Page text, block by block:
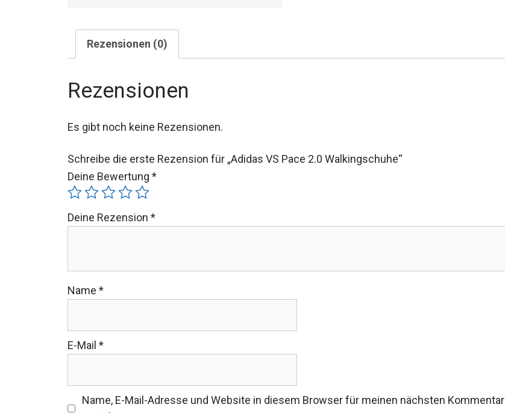
Rezensionen (0)
Rezensionen
Es gibt noch keine Rezensionen.
Schreibe die erste Rezension für „Adidas VS Pace 2.0 Walkingschuhe“
Deine Bewertung *
Deine Rezension *
Name *
E-Mail *
Name, E-Mail-Adresse und Website in diesem Browser für meinen nächsten Kommentar